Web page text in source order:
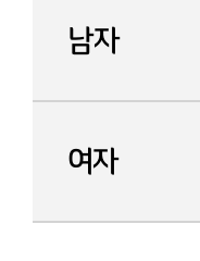
남자
여자